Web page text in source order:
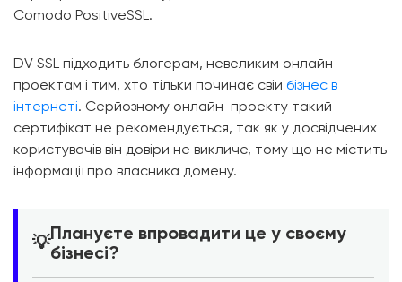
Comodo PositiveSSL.
DV SSL підходить блогерам, невеликим онлайн-
проектам і тим, хто тільки починає свій бізнес в
інтернеті. Серйозному онлайн-проекту такий
сертифікат не рекомендується, так як у досвідчених
користувачів він довіри не викличе, тому що не містить
інформації про власника домену.
💡Плануєте впровадити це у своєму
бізнесі?